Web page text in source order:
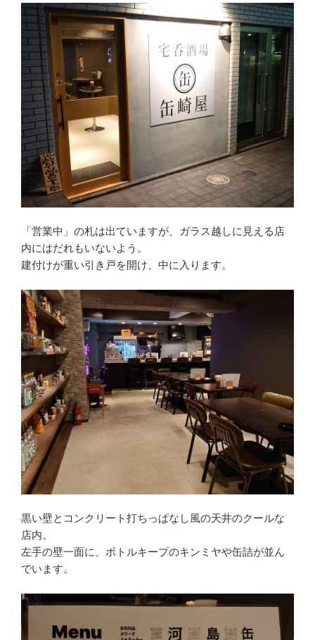
「営業中」の札は出ていますが、ガラス越しに見える店
内にはだれもいないよう。
建付けが重い引き戸を開け、中に入ります。
黒い壁とコンクリート打ちっぱなし風の天井のクールな
店内。
左手の壁一面に、ボトルキープのキンミヤや缶詰が並ん
でいます。